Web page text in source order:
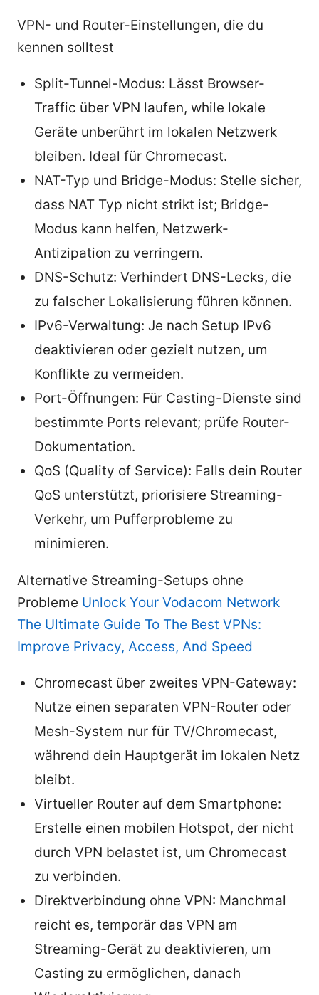
VPN- und Router-Einstellungen, die du
kennen solltest
Split-Tunnel-Modus: Lässt Browser-
Traffic über VPN laufen, while lokale
Geräte unberührt im lokalen Netzwerk
bleiben. Ideal für Chromecast.
NAT-Typ und Bridge-Modus: Stelle sicher,
dass NAT Typ nicht strikt ist; Bridge-
Modus kann helfen, Netzwerk-
Antizipation zu verringern.
DNS-Schutz: Verhindert DNS-Lecks, die
zu falscher Lokalisierung führen können.
IPv6-Verwaltung: Je nach Setup IPv6
deaktivieren oder gezielt nutzen, um
Konflikte zu vermeiden.
Port-Öffnungen: Für Casting-Dienste sind
bestimmte Ports relevant; prüfe Router-
Dokumentation.
QoS (Quality of Service): Falls dein Router
QoS unterstützt, priorisiere Streaming-
Verkehr, um Pufferprobleme zu
minimieren.
Alternative Streaming-Setups ohne
Probleme Unlock Your Vodacom Network
The Ultimate Guide To The Best VPNs:
Improve Privacy, Access, And Speed
Chromecast über zweites VPN-Gateway:
Nutze einen separaten VPN-Router oder
Mesh-System nur für TV/Chromecast,
während dein Hauptgerät im lokalen Netz
bleibt.
Virtueller Router auf dem Smartphone:
Erstelle einen mobilen Hotspot, der nicht
durch VPN belastet ist, um Chromecast
zu verbinden.
Direktverbindung ohne VPN: Manchmal
reicht es, temporär das VPN am
Streaming-Gerät zu deaktivieren, um
Casting zu ermöglichen, danach